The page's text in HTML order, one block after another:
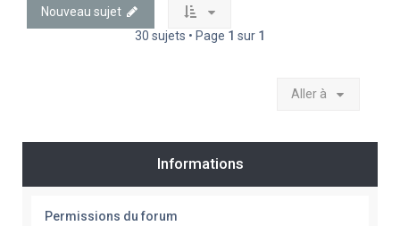
Nouveau sujet
30 sujets • Page 1 sur 1
Aller à
Informations
Permissions du forum